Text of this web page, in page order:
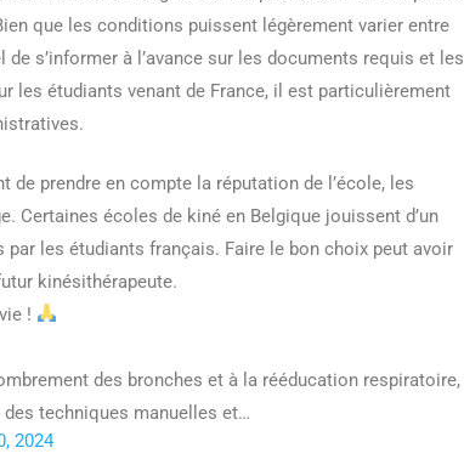
que les conditions puissent légèrement varier entre
s’informer à l’avance sur les documents requis et les
les étudiants venant de France, il est particulièrement
prendre en compte la réputation de l’école, les
écoles de kiné en Belgique jouissent d’un
les étudiants français. Faire le bon choix peut avoir
kinésithérapeute.
!
des bronches et à la rééducation respiratoire,
techniques manuelles et…
2024